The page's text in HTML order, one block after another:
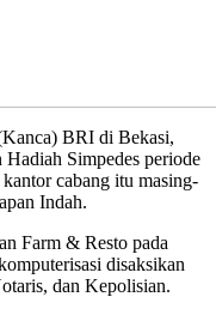
BRI di Bekasi,
Hadiah Simpedes periode
cabang itu masing-
Indah.
Farm & Resto pada
disaksikan
dan Kepolisian.